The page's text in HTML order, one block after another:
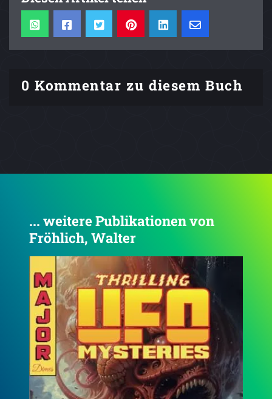
0 Kommentar zu diesem Buch
... weitere Publikationen von
Fröhlich, Walter